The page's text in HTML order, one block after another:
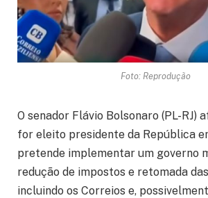
Foto: Reprodução
O senador Flávio Bolsonaro (PL-RJ)
for eleito presidente da República
pretende implementar um governo
redução de impostos e retomada
incluindo os Correios e,